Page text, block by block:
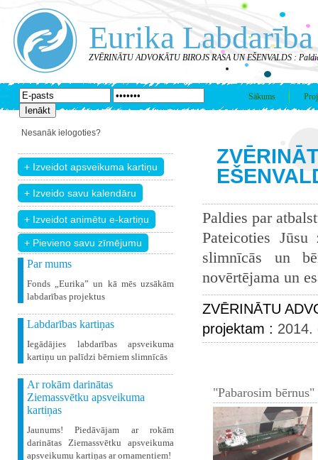
Eurika Labdarība
ZVĒRINĀTU ADVOKĀTU BIROJS RASA UN EŠENVALDS :
Sākums
Nesanāk ielogoties?
+ Pievieno savu zīmējumu
Par mums
Fonds „Eurika” un kā mēs uzsākām
labdarības projektus
Labdarības kartiņas
Iegādājies labdarības apsveikuma
kartiņu un palīdzi bērniem slimnīcās
Ar rokām darinātas
Ziemassvētku apsveikuma
kartiņas
Jaunums! Piedāvājam ar rokām
darinātas Ziemassvētku apsveikuma
apsveikumu kartiņas ar ornamentiem!
Paldies par
Pateicoties
slimnīcās un
novērtējama un
ZVĒRINĀTU
projektam : 2014.
"Pabarosim